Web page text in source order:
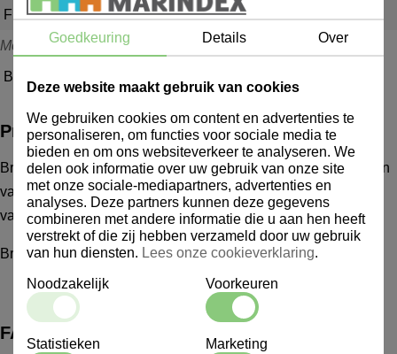
Fijnmazig, vormvast en roestvrij
Merk
Brabantia
Productbeschrijving
Brabantia Profile Line Puntzeef 125 mm 182624 De producten
van Brabantia betreffen geen voorraadartikelen, de levertijd
van Brabantia producten ligt circa rond een week
Brabantia Profile Line Puntzeef 125 mm
FAQ
Goedkeuring Details Over
Deze website maakt gebruik van cookies
We gebruiken cookies om content en advertenties te
personaliseren, om functies voor sociale media te
bieden en om ons websiteverkeer te analyseren. We
delen ook informatie over uw gebruik van onze site
met onze sociale-mediapartners, advertenties en
analyses. Deze partners kunnen deze gegevens
combineren met andere informatie die u aan hen heeft
verstrekt of die zij hebben verzameld door uw gebruik
van hun diensten. Lees onze cookieverklaring.
Noodzakelijk Voorkeuren
Statistieken Marketing